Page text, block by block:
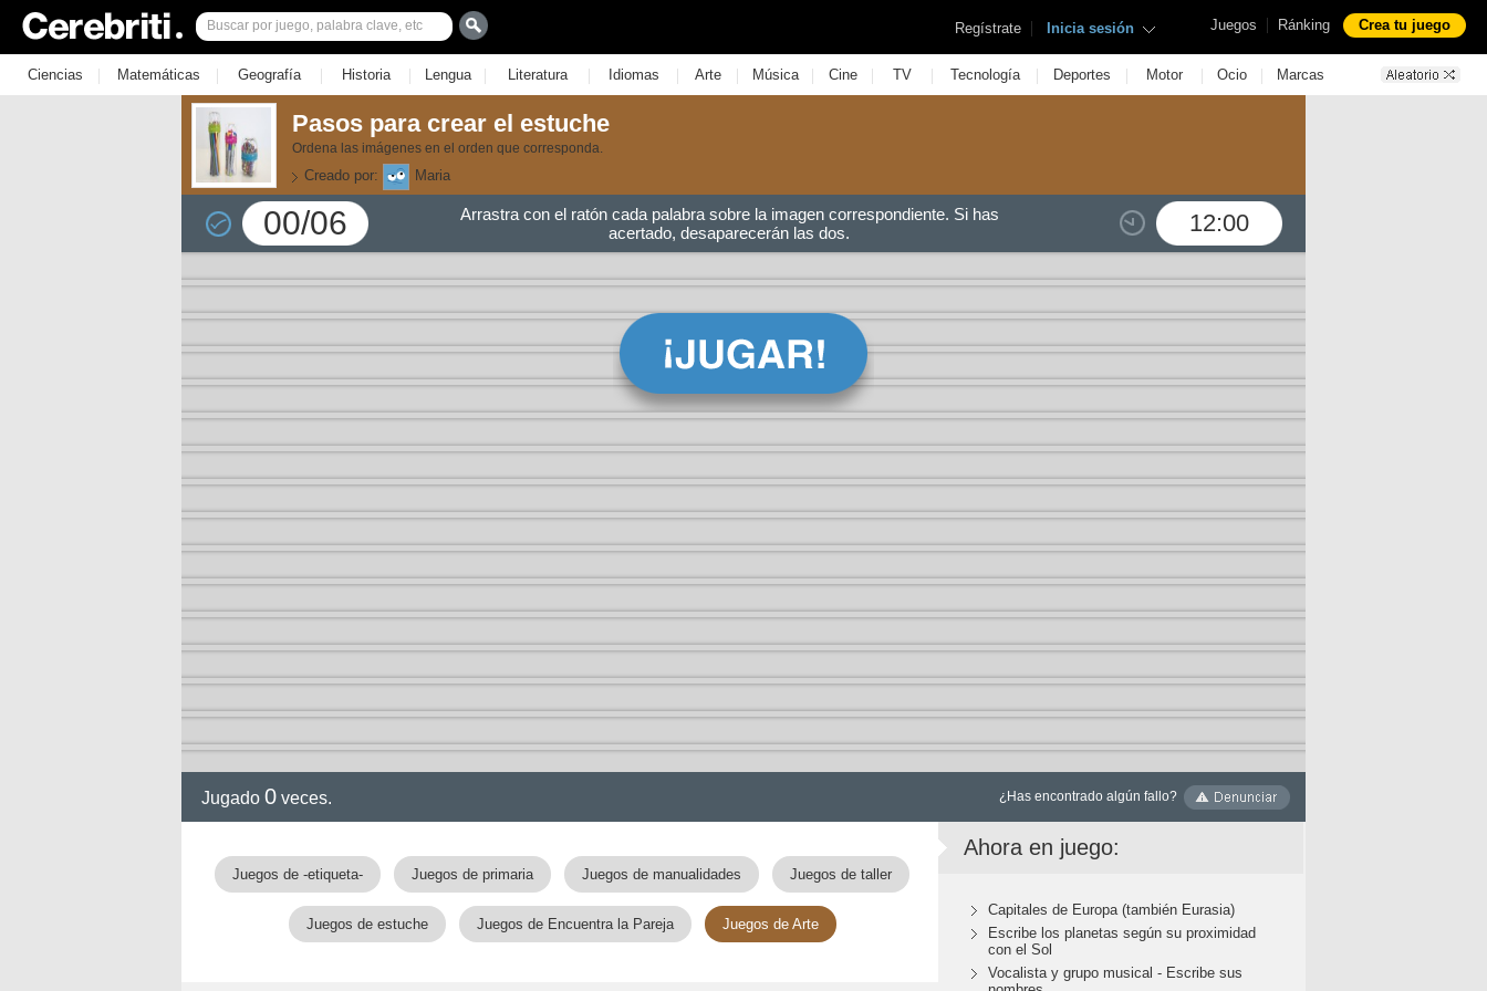
Juegos | Ránking Crea tu juego
Regístrate | Inicia sesión
Ciencias | Matemáticas | Geografía | Historia | Lengua | Literatura | Idiomas | Arte | Música | Cine | TV | Tecnología | Deportes | Motor | Ocio | Marcas
Pasos para crear el estuche
Ordena las imágenes en el orden que corresponda.
Creado por: Maria
00/06 12:00
Arrastra con el ratón cada palabra sobre la imagen correspondiente. Si has
acertado, desaparecerán las dos.
Jugado 0 veces. ¿Has encontrado algún fallo?
Juegos de -etiqueta- Juegos de primaria Juegos de manualidades Juegos de taller
Juegos de estuche Juegos de Encuentra la Pareja Juegos de Arte
Ahora en juego:
Capitales de Europa (también Eurasia)
Escribe los planetas según su proximidad
con el Sol
Vocalista y grupo musical - Escribe sus